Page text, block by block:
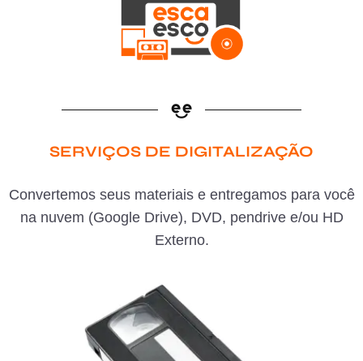
SERVIÇOS DE DIGITALIZAÇÃO
Convertemos seus materiais e entregamos para você
na nuvem (Google Drive), DVD, pendrive e/ou HD
Externo.